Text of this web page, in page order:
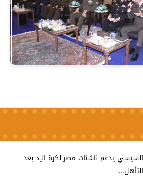
السيسي يدعم ناشئات مصر لكرة اليد بعد
التأهل...